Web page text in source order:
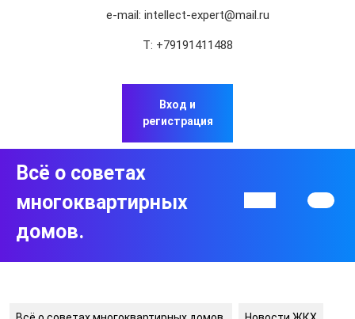
e-mail:intellect-expert@mail.ru
Т: +79191411488
Вход и
регистрация
Всё о советах
многоквартирных
домов.
Кнопка